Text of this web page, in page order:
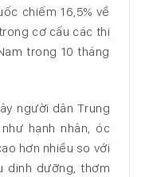
chiếm 16,5% về
cơ cấu các thị
trong 10 tháng
người dân Trung
hạnh nhân, óc
hơn nhiều so với
dinh dưỡng, thơm